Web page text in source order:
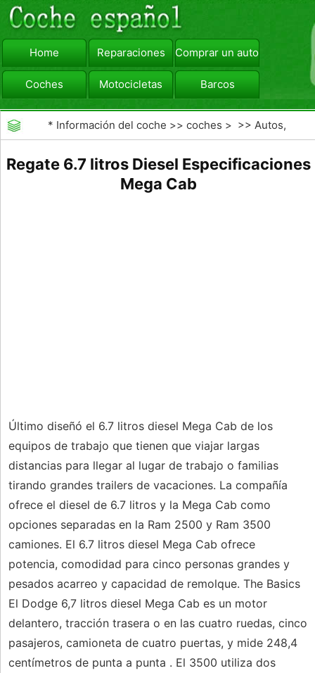
Home Reparaciones Comprar un automóvil
Coches Motocicletas Barcos
viajar Camiones
* Información del coche >>coches > >>Autos,
Regate 6.7 litros Diesel Especificaciones
Mega Cab
Último diseñó el 6.7 litros diesel Mega Cab de los
equipos de trabajo que tienen que viajar largas
distancias para llegar al lugar de trabajo o familias
tirando grandes trailers de vacaciones. La compañía
ofrece el diesel de 6.7 litros y la Mega Cab como
opciones separadas en la Ram 2500 y Ram 3500
camiones. El 6.7 litros diesel Mega Cab ofrece
potencia, comodidad para cinco personas grandes y
pesados ​​acarreo y capacidad de remolque. The Basics
El Dodge 6,7 litros diesel Mega Cab es un motor
delantero, tracción trasera o en las cuatro ruedas, cinco
pasajeros, camioneta de cuatro puertas, y mide 248,4
centímetros de punta a punta . El 3500 utiliza dos